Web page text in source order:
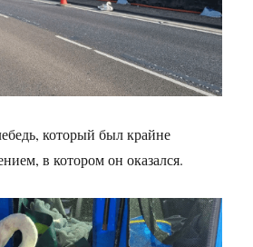
который был крайне
в котором он оказался.